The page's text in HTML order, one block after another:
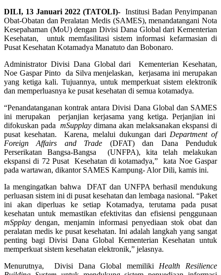
DILI, 13 Januari 2022 (TATOLI)- Institusi Badan Penyimpanan
Obat-Obatan dan Peralatan Medis (SAMES), menandatangani Nota
Kesepahaman (MoU) dengan Divisi Dana Global dari Kementerian
Kesehatan, untuk memfasilitasi sistem informasi kefarmasian di
Pusat Kesehatan Kotamadya Manatuto dan Bobonaro.
Administrator Divisi Dana Global dari Kementerian Kesehatan,
Noe Gaspar Pinto da Silva menjelaskan, kerjasama ini merupakan
yang ketiga kali. Tujuannya, untuk memperkuat sistem elektronik
dan memperluasnya ke pusat kesehatan di semua kotamadya.
“Penandatanganan kontrak antara Divisi Dana Global dan SAMES
ini merupakan perjanjian kerjasama yang ketiga. Perjanjian ini
difokuskan padamSupplay dimana akan melaksanakan ekspansi di
pusat kesehatan. Karena, melalui dukungan dari Department of
Foreign Affairs and Trade (DFAT) dan Dana Penduduk
Perserikatan Bangsa-Bangsa (UNFPA), kita telah melakukan
ekspansi di 72 Pusat Kesehatan di kotamadya,” kata Noe Gaspar
pada wartawan, dikantor SAMES Kampung- Alor Dili, kamis ini.
Ia mengingatkan bahwa DFAT dan UNFPA berhasil mendukung
perluasan sistem ini di pusat kesehatan dan lembaga nasional. “Paket
ini akan diperluas ke setiap Kotamadya, terutama pada pusat
kesehatan untuk memastikan efektivitas dan efisiensi penggunaan
mSpplay dengan, menjamin informasi penyediaan stok obat dan
peralatan medis ke pusat kesehatan. Ini adalah langkah yang sangat
penting bagi Divisi Dana Global Kementerian Kesehatan untuk
memperkuat sistem kesehatan elektronik,” jelasnya.
Menurutnya, Divisi Dana Global memiliki Health Resilience